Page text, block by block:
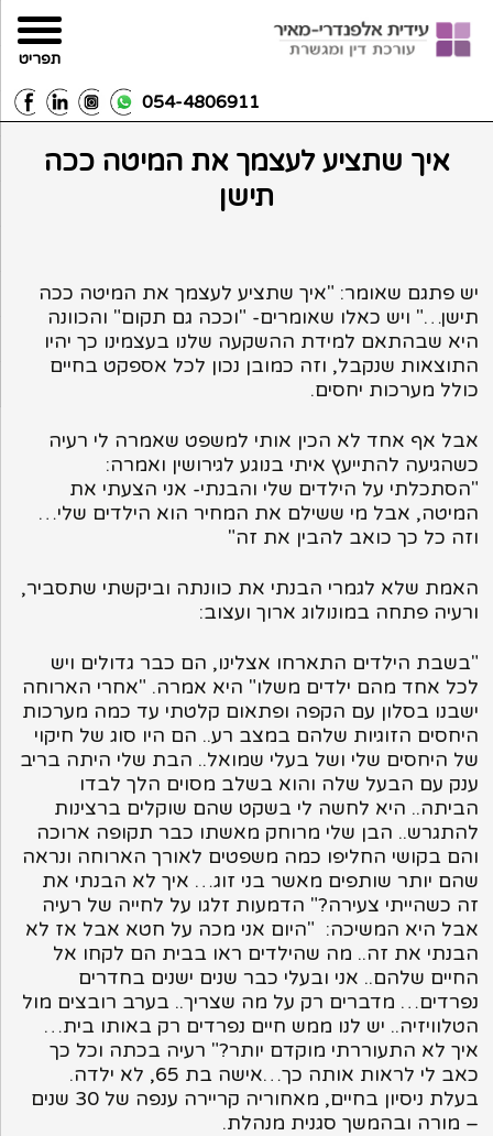
054-4806911
איך שתציע לעצמך את המיטה ככה
תישן
יש פתגם שאומר: "איך שתציע לעצמך את המיטה ככה
תישן…" ויש כאלו שאומרים- "וככה גם תקום" והכוונה
היא שבהתאם למידת ההשקעה שלנו בעצמינו כך יהיו
התוצאות שנקבל, וזה כמובן נכון לכל אספקט בחיים
כולל מערכות יחסים.
אבל אף אחד לא הכין אותי למשפט שאמרה לי רעיה
כשהגיעה להתייעץ איתי בנוגע לגירושין ואמרה:
"הסתכלתי על הילדים שלי והבנתי- אני הצעתי את
המיטה, אבל מי ששילם את המחיר הוא הילדים שלי…
וזה כל כך כואב להבין את זה"
האמת שלא לגמרי הבנתי את כוונתה וביקשתי שתסביר,
ורעיה פתחה במונולוג ארוך ועצוב:
"בשבת הילדים התארחו אצלינו, הם כבר גדולים ויש
לכל אחד מהם ילדים משלו" היא אמרה. "אחרי הארוחה
ישבנו בסלון עם הקפה ופתאום קלטתי עד כמה מערכות
היחסים הזוגיות שלהם במצב רע.. הם היו סוג של חיקוי
של היחסים שלי ושל בעלי שמואל.. הבת שלי היתה בריב
ענק עם הבעל שלה והוא בשלב מסוים הלך לבדו
הביתה.. היא לחשה לי בשקט שהם שוקלים ברצינות
להתגרש.. הבן שלי מרוחק מאשתו כבר תקופה ארוכה
והם בקושי החליפו כמה משפטים לאורך הארוחה ונראה
שהם יותר שותפים מאשר בני זוג… איך לא הבנתי את
זה כשהייתי צעירה?" הדמעות זלגו על לחייה של רעיה
אבל היא המשיכה: "היום אני מכה על חטא אבל אז לא
הבנתי את זה.. מה שהילדים ראו בבית הם לקחו אל
החיים שלהם.. אני ובעלי כבר שנים ישנים בחדרים
נפרדים… מדברים רק על מה שצריך.. בערב רובצים מול
הטלוויזיה.. יש לנו ממש חיים נפרדים רק באותו בית…
איך לא התעוררתי מוקדם יותר?" רעיה בכתה וכל כך
כאב לי לראות אותה כך…אישה בת 65, לא ילדה.
בעלת ניסיון בחיים, מאחוריה קריירה ענפה של 30 שנים
– מורה ובהמשך סגנית מנהלת.
תפריט